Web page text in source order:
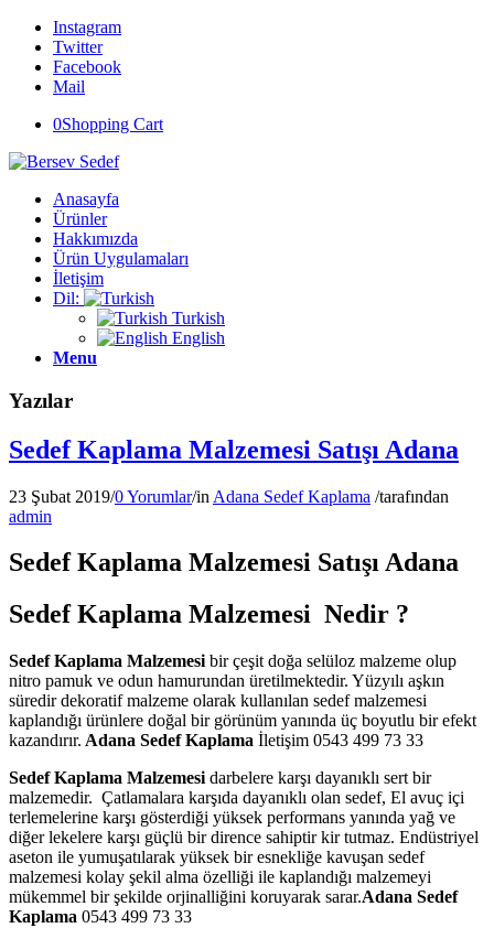
Instagram
Twitter
Facebook
Mail
0Shopping Cart
Anasayfa
Ürünler
Hakkımızda
Ürün Uygulamaları
İletişim
Dil:
Turkish
English
Menu
Yazılar
Sedef Kaplama Malzemesi Satışı Adana
23 Şubat 2019/0 Yorumlar/in Adana Sedef Kaplama /tarafından
admin
Sedef Kaplama Malzemesi Satışı Adana
Sedef Kaplama Malzemesi Nedir ?
Sedef Kaplama Malzemesi bir çeşit doğa selüloz malzeme olup
nitro pamuk ve odun hamurundan üretilmektedir. Yüzyılı aşkın
süredir dekoratif malzeme olarak kullanılan sedef malzemesi
kaplandığı ürünlere doğal bir görünüm yanında üç boyutlu bir efekt
kazandırır. Adana Sedef Kaplama İletişim 0543 499 73 33
Sedef Kaplama Malzemesi darbelere karşı dayanıklı sert bir
malzemedir. Çatlamalara karşıda dayanıklı olan sedef, El avuç içi
terlemelerine karşı gösterdiği yüksek performans yanında yağ ve
diğer lekelere karşı güçlü bir dirence sahiptir kir tutmaz. Endüstriyel
aseton ile yumuşatılarak yüksek bir esnekliğe kavuşan sedef
malzemesi kolay şekil alma özelliği ile kaplandığı malzemeyi
mükemmel bir şekilde orjinalliğini koruyarak sarar.Adana Sedef
Kaplama 0543 499 73 33